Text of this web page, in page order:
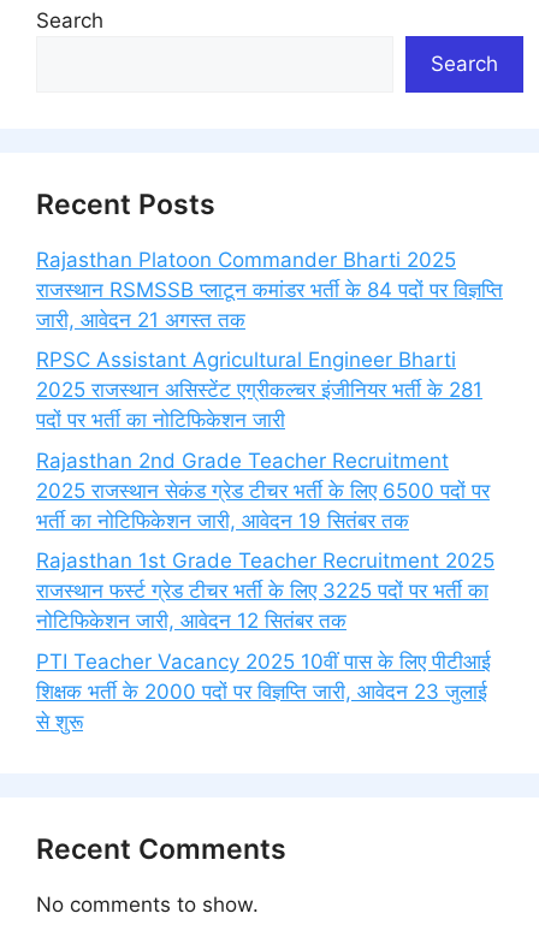
Search
Search
Recent Posts
Rajasthan Platoon Commander Bharti 2025
राजस्थान RSMSSB प्लाटून कमांडर भर्ती के 84 पदों पर विज्ञप्ति
जारी, आवेदन 21 अगस्त तक
RPSC Assistant Agricultural Engineer Bharti
2025 राजस्थान असिस्टेंट एग्रीकल्चर इंजीनियर भर्ती के 281
पदों पर भर्ती का नोटिफिकेशन जारी
Rajasthan 2nd Grade Teacher Recruitment
2025 राजस्थान सेकंड ग्रेड टीचर भर्ती के लिए 6500 पदों पर
भर्ती का नोटिफिकेशन जारी, आवेदन 19 सितंबर तक
Rajasthan 1st Grade Teacher Recruitment 2025
राजस्थान फर्स्ट ग्रेड टीचर भर्ती के लिए 3225 पदों पर भर्ती का
नोटिफिकेशन जारी, आवेदन 12 सितंबर तक
PTI Teacher Vacancy 2025 10वीं पास के लिए पीटीआई
शिक्षक भर्ती के 2000 पदों पर विज्ञप्ति जारी, आवेदन 23 जुलाई
से शुरू
Recent Comments
No comments to show.